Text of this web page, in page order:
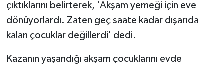
çıktıklarını belirterek, 'Akşam yemeği için eve
dönüyorlardı. Zaten geç saate kadar dışarıda
kalan çocuklar değillerdi' dedi.
Kazanın yaşandığı akşam çocuklarını evde